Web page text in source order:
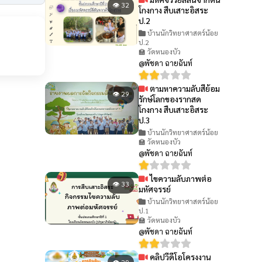
👁 32
โกงกาง สืบเสาะอิสระ
ป.2
บ้านนักวิทยาศาสตร์น้อย
ป.2
🏫 วัดหนองบัว
@พัชดา ฉายฉันท์
👁 29
ตามหาความลับสีย้อม
รักษ์โลกของรากสด
โกงกาง สืบเสาะอิสระ
ป.3
บ้านนักวิทยาศาสตร์น้อย
🏫 วัดหนองบัว
@พัชดา ฉายฉันท์
👁 33
ไขความลับภาพต่อ
มหัศจรรย์
บ้านนักวิทยาศาสตร์น้อย
ป.1
🏫 วัดหนองบัว
@พัชดา ฉายฉันท์
คลิปวีดีโอโครงงาน